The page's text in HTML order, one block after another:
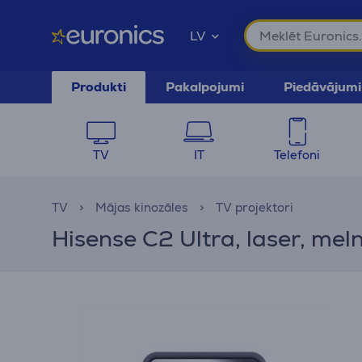
LV
Produkti Pakalpojumi Piedāvājumi
TV IT Telefoni
TV Mājas kinozāles TV projektori
Hisense C2 Ultra, laser,